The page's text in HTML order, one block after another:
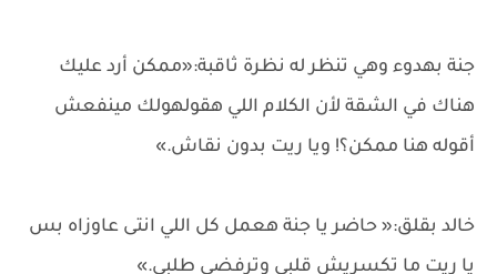
جنة بهدوء وهي تنظر له نظرة ثاقبة:«ممكن أرد عليك
هناك في الشقة لأن الكلام اللي هقولهولك مينفعش
أقوله هنا ممكن؟! ويا ريت بدون نقاش.»
خالد بقلق:« حاضر يا جنة هعمل كل اللي انتى عاوزاه بس
يا ريت ما تكسريش قلبي وترفضي طلبى.»